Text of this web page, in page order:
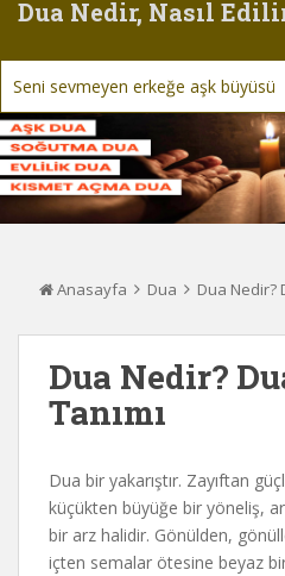
Dua Nedir, Nasıl
Seni sevmeyen erkeğe aşk büyüsü
Anasayfa Dua Dua Nedir?
Dua Nedir?
Tanımı
Dua bir yakarıştır. Zayıftan
küçükten büyüğe bir yöneliş,
bir arz halidir. Gönülden,
içten semalar ötesine beyaz